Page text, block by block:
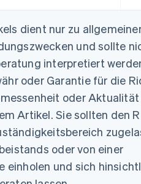
dient nur zu
und sollte
interpretiert
oder Garantie für die
oder
Artikel. Sie sollten den
oder von einer
einholen und sich